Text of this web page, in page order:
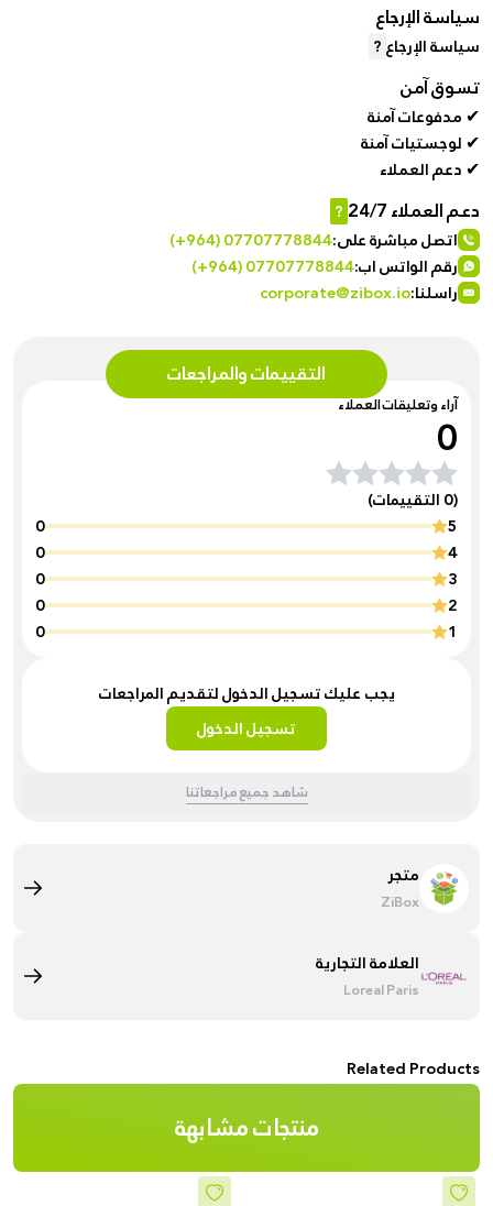
التقييمات والمراجعات
آراء وتعليقات العملاء
0
(0 التقييمات)
5
0
4
0
3
0
2
0
1
0
يجب عليك تسجيل الدخول لتقديم المراجعات
تسجيل الدخول
شاهد جميع مراجعاتنا
سياسة الإرجاع
سياسة الإرجاع?
تسوق آمن
✔ مدفوعات آمنة
✔ لوجستيات آمنة
✔ دعم العملاء
دعم العملاء 24/7
?
اتصل مباشرة على:(+964) 07707778844
رقم الواتس اب:(+964) 07707778844
راسلنا:corporate@zibox.io
متجر
ZiBox
العلامة التجارية
Loreal Paris
Related Products
منتجات مشابهة